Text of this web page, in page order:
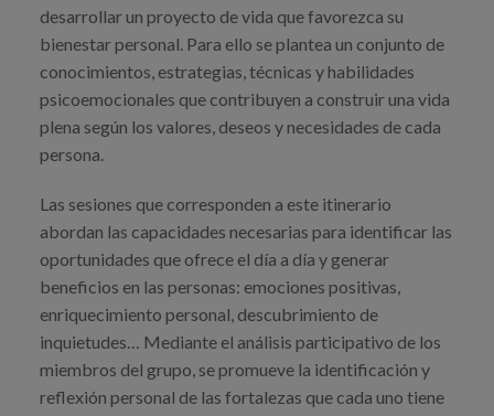
desarrollar un proyecto de vida que favorezca su
bienestar personal. Para ello se plantea un conjunto de
conocimientos, estrategias, técnicas y habilidades
psicoemocionales que contribuyen a construir una vida
plena según los valores, deseos y necesidades de cada
persona.
Las sesiones que corresponden a este itinerario
abordan las capacidades necesarias para identificar las
oportunidades que ofrece el día a día y generar
beneficios en las personas: emociones positivas,
enriquecimiento personal, descubrimiento de
inquietudes… Mediante el análisis participativo de los
miembros del grupo, se promueve la identificación y
reflexión personal de las fortalezas que cada uno tiene